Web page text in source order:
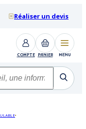
Réaliser un devis
COMPTE PANIER MENU